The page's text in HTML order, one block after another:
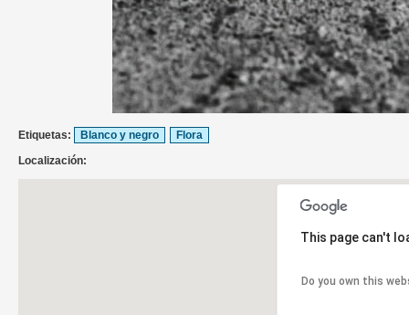
Etiquetas: Blanco y negro
Flora
Localización:
This page can't
Do you own this